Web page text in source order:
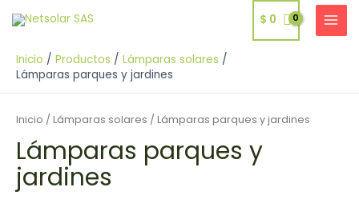
contenido
$ 0
MAIN
Inicio Productos
Lámparas solares
Lámparas parques y jardines
Inicio / Lámparas solares / Lámparas parques y jardines
Lámparas parques y
jardines